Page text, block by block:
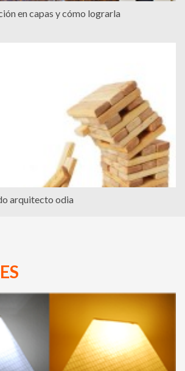
en capas y cómo lograrla
arquitecto odia